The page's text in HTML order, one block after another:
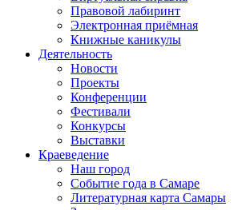
Правовой лабиринт
Электронная приёмная
Книжные каникулы
Деятельность
Новости
Проекты
Конференции
Фестивали
Конкурсы
Выставки
Краеведение
Наш город
Событие года в Самаре
Литературная карта Самары